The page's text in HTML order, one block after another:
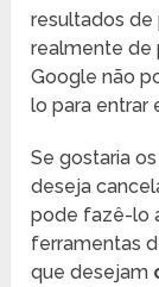
resultados de
realmente de
Google não
lo para entrar
Se gostaria os
deseja
pode fazê-lo
ferramentas
que desejam